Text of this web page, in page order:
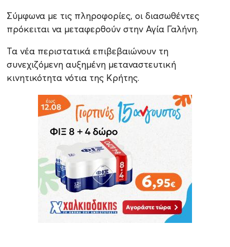
Σύμφωνα με τις πληροφορίες, οι διασωθέντες
πρόκειται να μεταφερθούν στην Αγία Γαλήνη.
Τα νέα περιστατικά επιβεβαιώνουν τη
συνεχιζόμενη αυξημένη μεταναστευτική
κινητικότητα νότια της Κρήτης.